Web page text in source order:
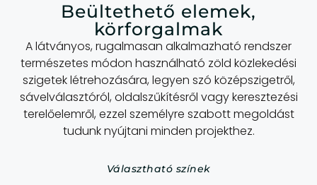
Beültethető elemek,
körforgalmak
A látványos, rugalmasan alkalmazható rendszer
természetes módon használható zöld közlekedési
szigetek létrehozására, legyen szó középszigetről,
sávelválasztóról, oldalszűkítésről vagy keresztezési
terelőelemről, ezzel személyre szabott megoldást
tudunk nyújtani minden projekthez.
Választható színek